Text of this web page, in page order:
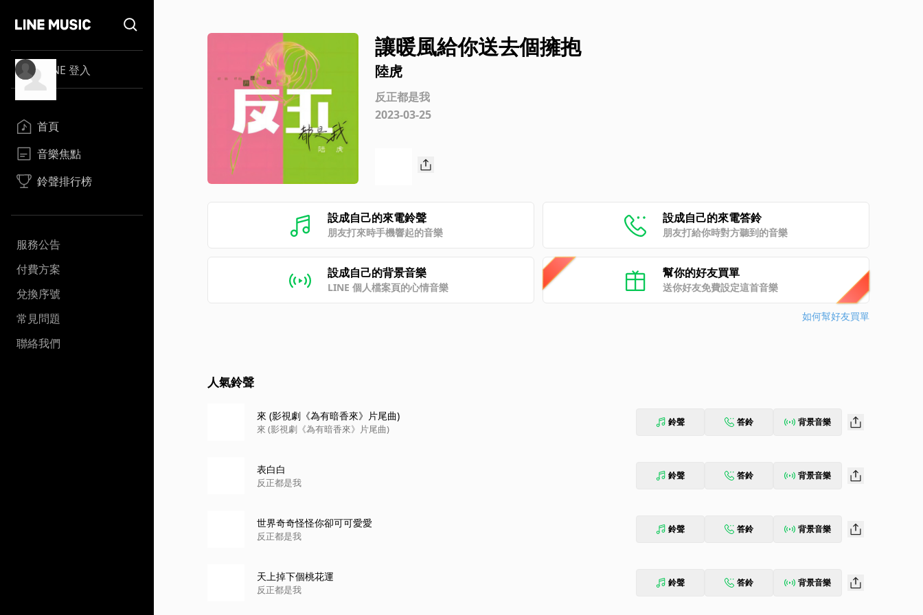
LINE 登入
首頁
音樂焦點
鈴聲排行榜
服務公告
付費方案
兌換序號
常見問題
聯絡我們
讓暖風給你送去個擁抱
陸虎
反正都是我
2023-03-25
設成自己的來電鈴聲
朋友打來時手機響起的音樂
設成自己的來電答鈴
朋友打給你時對方聽到的音樂
設成自己的背景音樂
LINE 個人檔案頁的心情音樂
幫你的好友買單
送你好友免費設定這首音樂
如何幫好友買單
人氣鈴聲
來 (影視劇《為有暗香來》片尾曲)
來 (影視劇《為有暗香來》片尾曲)
鈴聲 答鈴 背景音樂
表白白
反正都是我
鈴聲 答鈴 背景音樂
世界奇奇怪怪你卻可可愛愛
反正都是我
鈴聲 答鈴 背景音樂
天上掉下個桃花運
反正都是我
鈴聲 答鈴 背景音樂